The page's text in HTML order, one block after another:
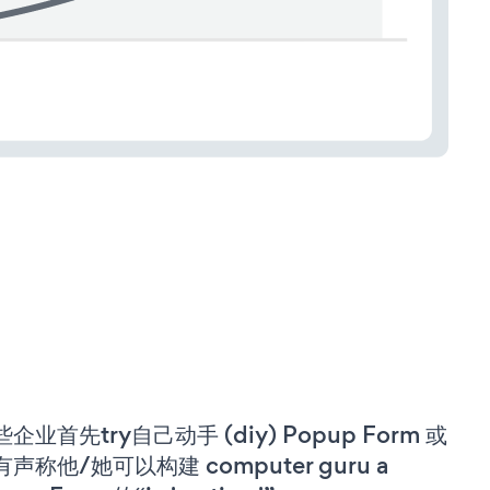
企业首先try自己动手 (diy) Popup Form 或
声称他/她可以构建 computer guru a